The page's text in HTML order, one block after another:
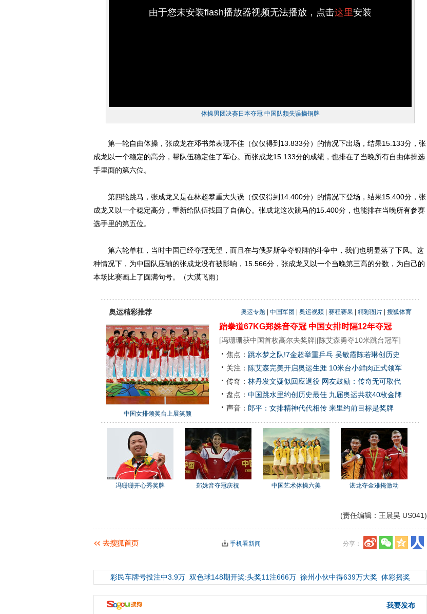
由于您未安装flash播放器视频无法播放，点击这里安装
体操男团决赛日本夺冠 中国队频失误摘铜牌
第一轮自由体操，张成龙在邓书弟表现不佳（仅仅得到13.833分）的情况下出场，结果15.133分，张
成龙以一个稳定的高分，帮队伍稳定住了军心。而张成龙15.133分的成绩，也排在了当晚所有自由体操选
手里面的第六位。
第四轮跳马，张成龙又是在林超攀重大失误（仅仅得到14.400分）的情况下登场，结果15.400分，张
成龙又以一个稳定高分，重新给队伍找回了自信心。张成龙这次跳马的15.400分，也能排在当晚所有参赛
选手里的第五位。
第六轮单杠，当时中国已经夺冠无望，而且在与俄罗斯争夺银牌的斗争中，我们也明显落了下风。这
种情况下，为中国队压轴的张成龙没有被影响，15.566分，张成龙又以一个当晚第三高的分数，为自己的
本场比赛画上了圆满句号。（大漠飞雨）
奥运精彩推荐 奥运专题 中国军团 奥运视频 赛程赛果 精彩图片 搜狐体育
中国女排领奖台上展笑颜
跆拳道67KG郑姝音夺冠 中国女排时隔12年夺冠
[冯珊珊获中国首枚高尔夫奖牌][陈艾森勇夺10米跳台冠军]
焦点： 跳水梦之队!7金超举重乒乓 吴敏霞陈若琳创历史
关注： 陈艾森完美开启奥运生涯 10米台小鲜肉正式领军
传奇： 林丹发文疑似回应退役 网友鼓励：传奇无可取代
盘点： 中国跳水里约创历史最佳 九届奥运共获40枚金牌
声音： 郎平：女排精神代代相传 来里约前目标是奖牌
冯珊珊开心秀奖牌 郑姝音夺冠庆祝 中国艺术体操六美 谌龙夺金难掩激动
(责任编辑：王晨昊 US041)
分享：
手机看新闻
彩民车牌号投注中3.9万 双色球148期开奖:头奖11注666万 徐州小伙中得639万大奖 体彩摇奖
我要发布